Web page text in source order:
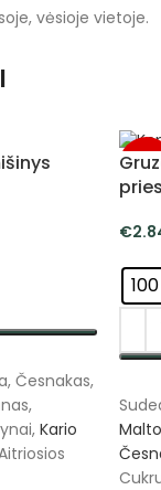
vėsioje vietoje.
Česnakas,
Kario
-
€